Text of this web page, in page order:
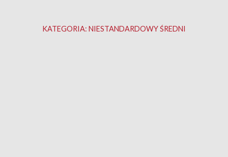
KATEGORIA: NIESTANDARDOWY ŚREDNI